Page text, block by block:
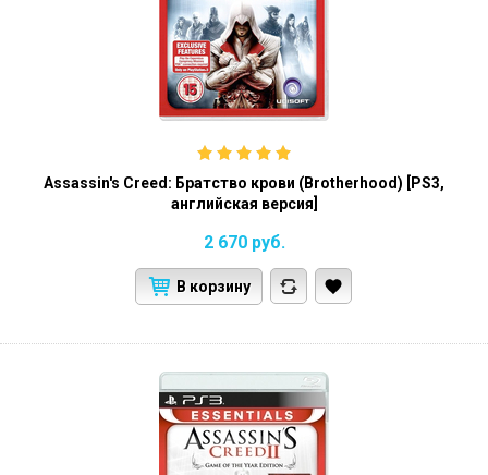
Assassin's Creed: Братство крови (Brotherhood) [PS3,
английская версия]
2 670 руб.
В корзину